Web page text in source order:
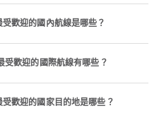
歡迎的國內航線是哪些？
歡迎的國際航線有哪些？
歡迎的國家目的地是哪些？